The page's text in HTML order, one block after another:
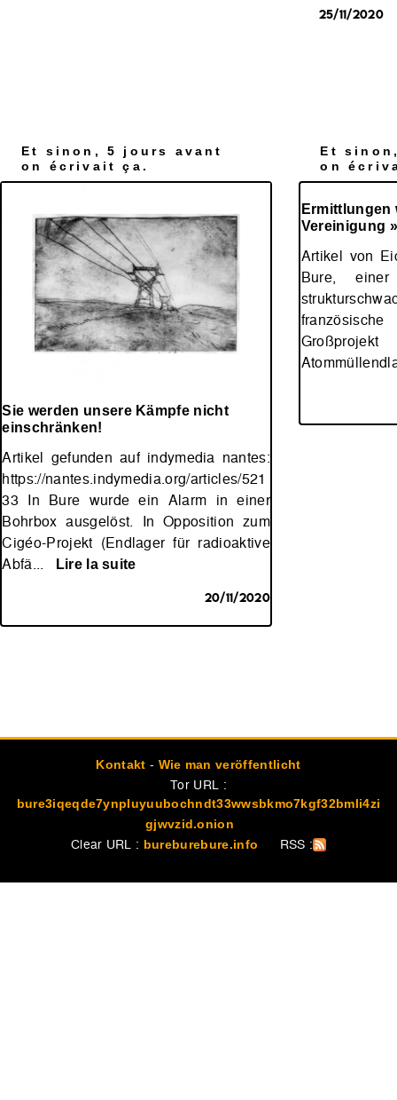
25/11/2020
Et sinon, 5 jours avant
on écrivait ça.
Sie werden unsere Kämpfe nicht
einschränken!
Artikel gefunden auf indymedia nantes:
https://nantes.indymedia.org/articles/521
33 In Bure wurde ein Alarm in einer
Bohrbox ausgelöst. In Opposition zum
Cigéo-Projekt (Endlager für radioaktive
Abfä...
Lire la suite
20/11/2020
Et
on
Ermittlungen
Vereinigung
Artikel von
Bure,
Kontakt - Wie man veröffentlicht
Tor URL :
bure3iqeqde7ynpluyuubochndt33wwsbkmo7kgf32bmli4zi
gjwvzid.onion
Clear URL : bureburebure.info RSS :